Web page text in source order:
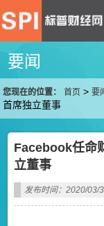
要闻
您现在的位置： 首页 >要
首席独立董事
Facebook任命
立董事
发布时间：2020/03/